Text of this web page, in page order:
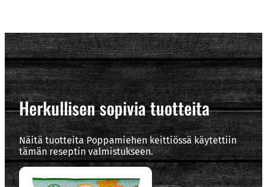
Herkullisen sopivia tuotteita
Näitä tuotteita Poppamiehen keittiössä käytettiin
tämän reseptin valmistukseen.